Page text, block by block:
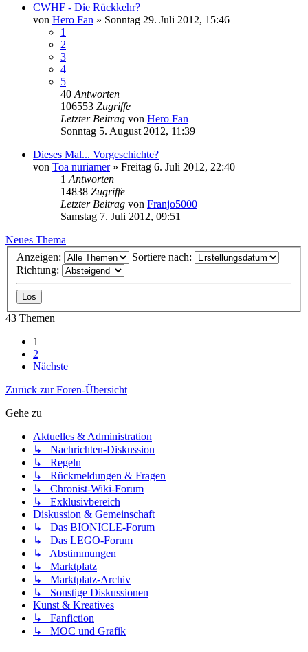
CWHF - Die Rückkehr?
von Hero Fan » Sonntag 29. Juli 2012, 15:46
1
2
3
4
5
40 Antworten
106553 Zugriffe
Letzter Beitrag von Hero Fan
Sonntag 5. August 2012, 11:39
Dieses Mal... Vorgeschichte?
von Toa nuriamer» Freitag 6. Juli 2012, 22:40
1 Antworten
14838 Zugriffe
Letzter Beitrag von Franjo5000
Samstag 7. Juli 2012, 09:51
Neues Thema
Anzeigen:
Sortiere nach:
Richtung:
43 Themen
1
2
Nächste
Zurück zur Foren-Übersicht
Gehe zu
Aktuelles & Administration
↳ Nachrichten-Diskussion
↳ Regeln
↳ Rückmeldungen & Fragen
↳ Chronist-Wiki-Forum
↳ Exklusivbereich
Diskussion & Gemeinschaft
↳ Das BIONICLE-Forum
↳ Das LEGO-Forum
↳ Abstimmungen
↳ Marktplatz
↳ Marktplatz-Archiv
↳ Sonstige Diskussionen
Kunst & Kreatives
↳ Fanfiction
↳ MOC und Grafik